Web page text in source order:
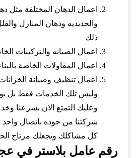
اعمال الدهان المختلفة مثل
والحديديه ودهان المنازل
ذلك
اعمال الصيانه والتركيبات
اعمال المقاولات الخاصة
اعمال تنظيف وصيانة
وليس تلك الخدمات فقط بل
وعليك التمتع الان بسرعنا
شركتنا من جوده باتصال
كل مشاكلك ويجعلك مرتاح
رقم عامل بلاستر في